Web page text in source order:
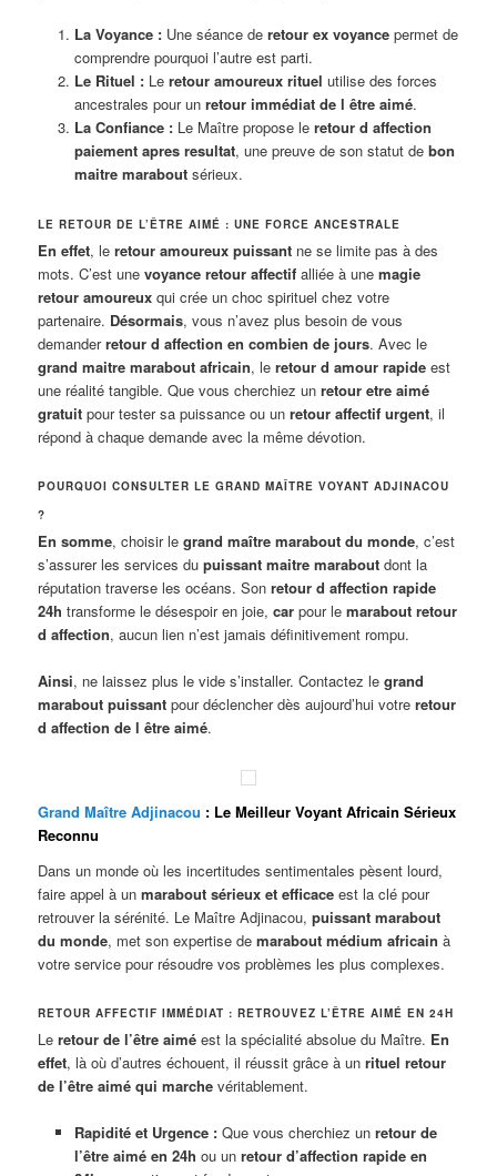
La Voyance :Une séance de retour ex voyancepermet de
comprendre pourquoi l’autre est parti.
Le Rituel :Le retour amoureux rituel utilise des forces
ancestrales pour un retour immédiat de l être aimé.
La Confiance :Le Maître propose le retour d affection
paiement apres resultat, une preuve de son statut de bon
maitre maraboutsérieux.
LE RETOUR DE L’ÊTRE AIMÉ : UNE FORCE ANCESTRALE
En effet, leretour amoureux puissant ne se limite pas à des
mots. C’est unevoyance retour affectif alliée à unemagie
retour amoureux qui crée un choc spirituel chez votre
partenaire. Désormais, vous n’avez plus besoin de vous
demanderretour d affection en combien de jours. Avec le
grand maitre marabout africain, leretour d amour rapide est
une réalité tangible. Que vous cherchiez unretour etre aimé
gratuit pour tester sa puissance ou unretour affectif urgent, il
répond à chaque demande avec la même dévotion.
POURQUOI CONSULTER LE GRAND MAÎTRE VOYANT ADJINACOU
?
En somme, choisir legrand maître marabout du monde, c’est
s’assurer les services dupuissant maitre marabout dont la
réputation traverse les océans. Sonretour d affection rapide
24h transforme le désespoir en joie,car pour lemarabout retour
d affection, aucun lien n’est jamais définitivement rompu.
Ainsi, ne laissez plus le vide s’installer. Contactez legrand
marabout puissant pour déclencher dès aujourd’hui votreretour
d affection de l être aimé.
Grand Maître Adjinacou : Le Meilleur Voyant Africain Sérieux
Reconnu
Dans un monde où les incertitudes sentimentales pèsent lourd,
faire appel à unmarabout sérieux et efficace est la clé pour
retrouver la sérénité. Le Maître Adjinacou,puissant marabout
du monde, met son expertise demarabout médium africain à
votre service pour résoudre vos problèmes les plus complexes.
RETOUR AFFECTIF IMMÉDIAT : RETROUVEZ L’ÊTRE AIMÉ EN 24H
Leretour de l’être aimé est la spécialité absolue du Maître. En
effet, là où d’autres échouent, il réussit grâce à unrituel retour
de l’être aimé qui marche véritablement.
Rapidité et Urgence :Que vous cherchiez un retour de
l’être aimé en 24h ou un retour d’affection rapide en